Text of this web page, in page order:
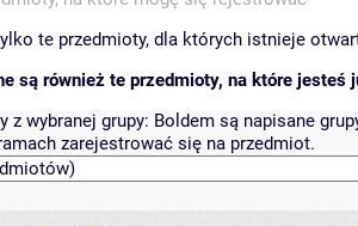
te przedmioty, dla których istnieje
są również te przedmioty, na które jesteś
z wybranej grupy: Boldem są napisane
zarejestrować się na przedmiot.